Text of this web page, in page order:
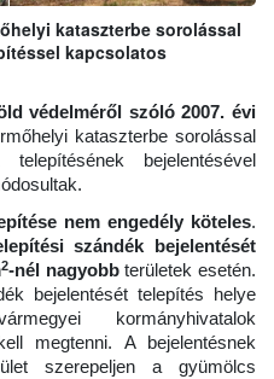
kataszterbe sorolással
kapcsolatos
védelméről szóló 2007. évi
kataszterbe sorolással
bejelentésével
nem engedély köteles.
szándék bejelentését
2-nél nagyobbterületek esetén.
bejelentését telepítés helye
kormányhivatalok
megtenni. A bejelentésnek
szerepeljen a gyümölcs